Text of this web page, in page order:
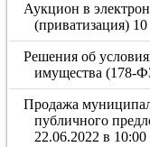
Аукцион в
(приватизация) 10
Решения об
имущества (178-
Продажа
публичного
22.06.2022 в